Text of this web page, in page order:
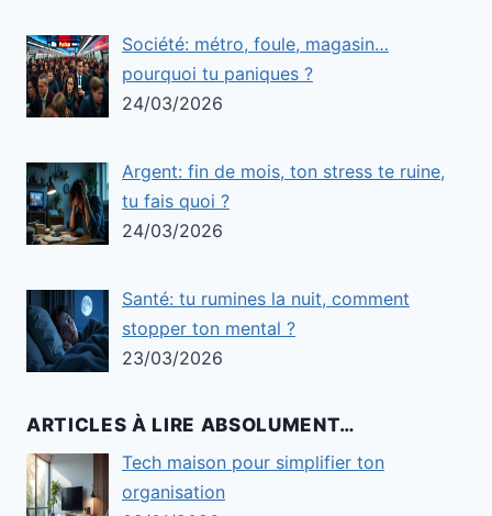
Société: métro, foule, magasin…
pourquoi tu paniques ?
24/03/2026
Argent: fin de mois, ton stress te ruine,
tu fais quoi ?
24/03/2026
Santé: tu rumines la nuit, comment
stopper ton mental ?
23/03/2026
ARTICLES À LIRE ABSOLUMENT…
Tech maison pour simplifier ton
organisation